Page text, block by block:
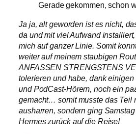
Gerade gekommen, schon
Ja ja, alt geworden ist es nicht,
da und mit viel Aufwand
mich auf ganzer Linie. Somit
weiter auf meinem staubigen
ANFASSEN STRENGSTENS
tolerieren und habe, dank
und PodCast-Hörern, noch ein
gemacht… somit musste das Teil
ausharren, sondern ging
Hermes zurück auf die Reise!